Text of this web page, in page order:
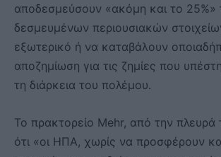
αποδεσμεύσουν «ακόμη και το 25%»
δεσμευμένων περιουσιακών
εξωτερικό ή να καταβάλουν
αποζημίωση για τις ζημίες που
τη διάρκεια του πολέμου.
Το πρακτορείο Mehr, από την πλευρά
ότι «οι ΗΠΑ, χωρίς να προσφέρουν